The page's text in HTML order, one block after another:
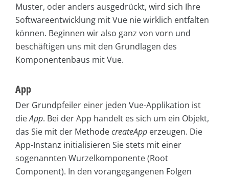
Muster, oder anders ausgedrückt, wird sich Ihre
Softwareentwicklung mit Vue nie wirklich entfalten
können. Beginnen wir also ganz von vorn und
beschäftigen uns mit den Grundlagen des
Komponentenbaus mit Vue.
App
Der Grundpfeiler einer jeden Vue-Applikation ist
dieApp. Bei der App handelt es sich um ein Objekt,
das Sie mit der MethodecreateApp erzeugen. Die
App-Instanz initialisieren Sie stets mit einer
sogenannten Wurzelkomponente (Root
Component). In den vorangegangenen Folgen